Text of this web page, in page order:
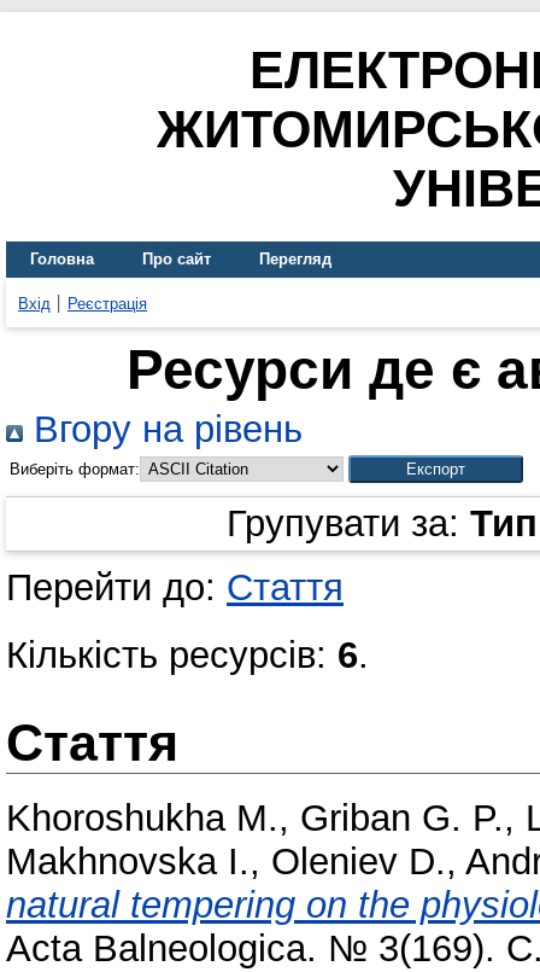
Головна Про сайт Перегляд
Вхід Реєстрація
Ресурси де є
Вгору на рівень
Виберіть формат:
Групувати за:
Перейти до: Стаття
Кількість ресурсів: 6.
Стаття
Khoroshukha M., Griban G. P.,
Makhnovska I., Oleniev D.,
natural tempering on the
Acta Balneologica. № 3(169).